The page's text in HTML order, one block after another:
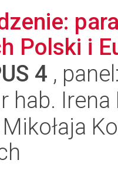
Polski i
4 ,
hab.